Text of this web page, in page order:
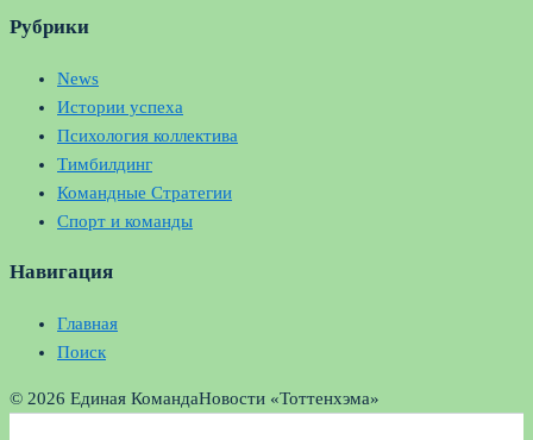
Рубрики
News
Истории успеха
Психология коллектива
Тимбилдинг
Командные Стратегии
Спорт и команды
Навигация
Главная
Поиск
© 2026 Единая КомандаНовости «Тоттенхэма»